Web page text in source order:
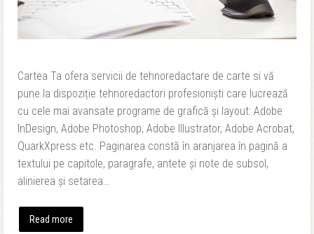
Cartea Ta ofera servicii de tehnoredactare de carte si vă
pune la dispoziție tehnoredactori profesioniști care lucrează
cu cele mai avansate programe de grafică și layout: Adobe
InDesign, Adobe Photoshop, Adobe Illustrator, Adobe Acrobat,
QuarkXpress etc. Paginarea constă în aranjarea în pagină a
textului pe capitole, paragrafe, antete și note de subsol,
alinierea și setarea…
Read more